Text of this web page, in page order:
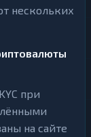
нескольких
при
на сайте